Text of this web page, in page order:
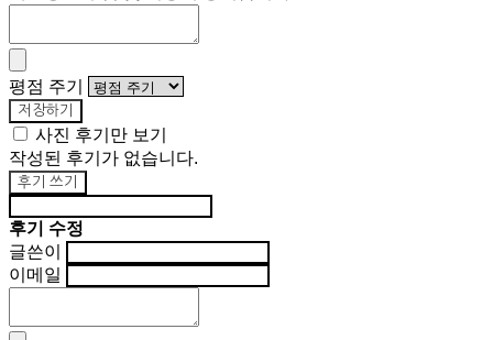
평점 주기
저장하기
사진 후기만 보기
작성된 후기가 없습니다.
후기 쓰기
후기 수정
글쓴이
이메일